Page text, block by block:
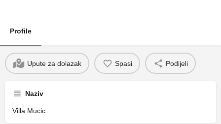
Profile
Upute za dolazak Spasi Podijeli
Naziv
Villa Mucic